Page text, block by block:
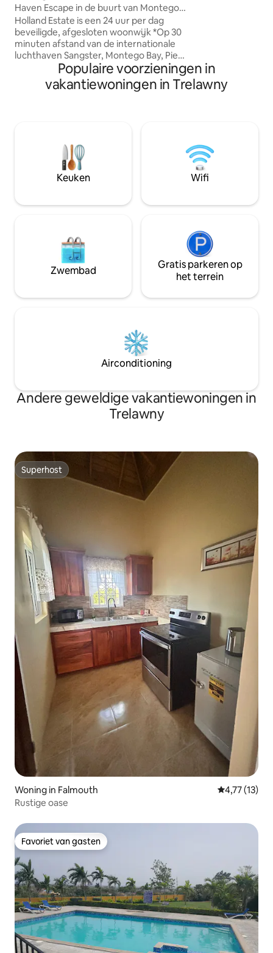
Haven Escape in de buurt van Montego
Bay
Holland Estate is een 24 uur per dag
beveiligde, afgesloten woonwijk *Op 30
minuten afstand van de internationale
luchthaven Sangster, Montego Bay, Pier
1, Margaritaville en meer * 1 uur van Ochi
Rios, Dunns River Falls, Mystic Mountains
en meer *Vijf minuten van raften op de
rustige halfvrijstaande studio is
uitgerust met airconditioning en
plafondventilator, waterkoker, wifi,
smart-tv met Netflix (gebruik eigen
Populaire voorzieningen in
vakantiewoningen in Trelawny
Keuken Wifi
Zwembad
Gratis parkeren op
het terrein
Airconditioning
Andere geweldige vakantiewoningen in
Trelawny
Superhost
Superhost
Woning in Falmouth Gemiddelde
4,77 (13)
Rustige oase
Favoriet van gasten
Favoriet van gasten